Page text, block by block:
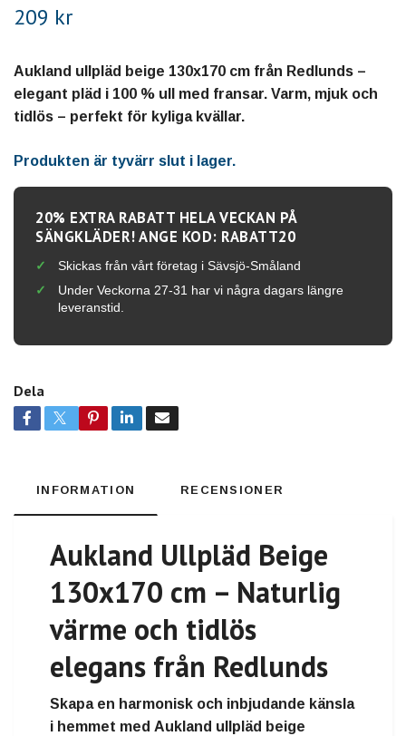
209 kr
Aukland ullpläd beige 130x170 cm från Redlunds –
elegant pläd i 100 % ull med fransar. Varm, mjuk och
tidlös – perfekt för kyliga kvällar.
Produkten är tyvärr slut i lager.
20% EXTRA RABATT HELA VECKAN PÅ
SÄNGKLÄDER! ANGE KOD: RABATT20
Skickas från vårt företag i Sävsjö-Småland
Under Veckorna 27-31 har vi några dagars längre
leveranstid.
Dela
INFORMATION RECENSIONER
Aukland Ullpläd Beige
130x170 cm – Naturlig
värme och tidlös
elegans från Redlunds
Skapa en harmonisk och inbjudande känsla
i hemmet med Aukland ullpläd beige